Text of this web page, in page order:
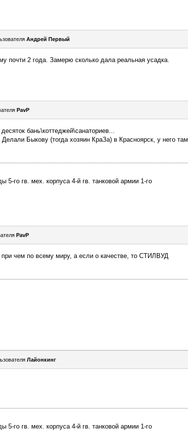
Андрей Первый
почти 2 года. Замерю сколько дала реальная усадка.
PavP
бань\коттеджей\санаториев...
Быкову (тогда хозяин КраЗа) в Красноярск, у него там
го гв. мех. корпуса 4-й гв. танковой армии 1-го
PavP
чем по всему миру, а если о качестве, то СТИЛВУД
Лайонкинг
го гв. мех. корпуса 4-й гв. танковой армии 1-го